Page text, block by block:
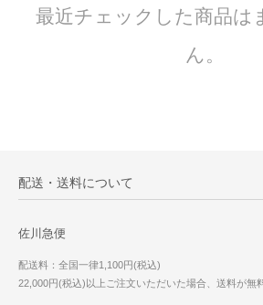
最近チェックした商品は
ん。
配送・送料について
佐川急便
配送料：全国一律1,100円(税込)
22,000円(税込)以上ご注文いただいた場合、送料が無